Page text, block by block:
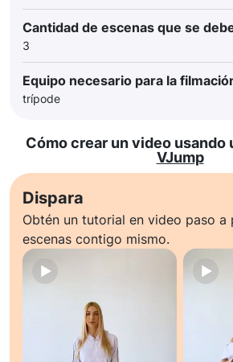
Cantidad de escenas que se
3
Equipo necesario para la
trípode
Cómo crear un video usando
VJump
Dispara
Obtén un tutorial en video paso a
escenas contigo mismo.